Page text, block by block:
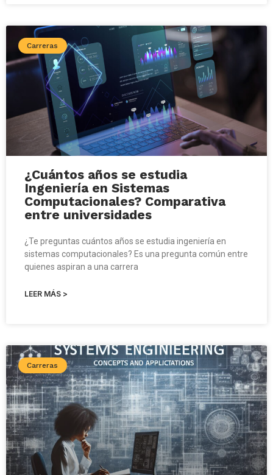
Carreras
¿Cuántos años se estudia
Ingeniería en Sistemas
Computacionales? Comparativa
entre universidades
¿Te preguntas cuántos años se estudia ingeniería en
sistemas computacionales? Es una pregunta común entre
quienes aspiran a una carrera
LEER MÁS >
Carreras